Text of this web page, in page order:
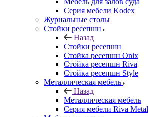
Мебель для залов суда
Серия мебели Kodex
Журнальные столы
Стойки ресепшн
Назад
Стойки ресепшн
Стойка ресепшн Onix
Стойка ресепшн Riva
Стойка ресепшн Style
Металлическая мебель
Назад
Металлическая мебель
Серия мебели Riva Metal